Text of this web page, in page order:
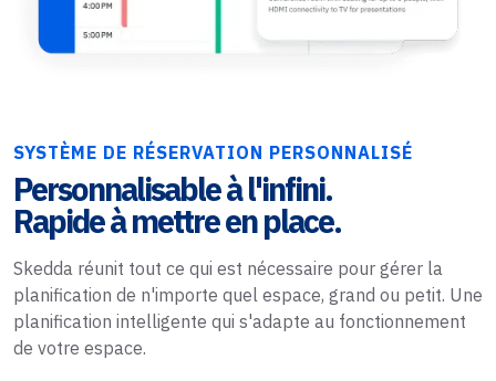
SYSTÈME DE RÉSERVATION PERSONNALISÉ
Personnalisable à l'infini.
Rapide à mettre en place.
Skedda réunit tout ce qui est nécessaire pour gérer la
planification de n'importe quel espace, grand ou petit. Une
planification intelligente qui s'adapte au fonctionnement
de votre espace.